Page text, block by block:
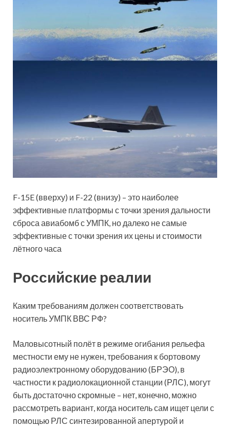
F-15E (вверху) и F-22 (внизу) – это наиболее
эффективные платформы с точки зрения дальности
сброса авиабомб с УМПК, но далеко не самые
эффективные с точки зрения их цены и стоимости
лётного часа
Российские реалии
Каким требованиям должен соответствовать
носитель УМПК ВВС РФ?
Маловысотный полёт в режиме огибания рельефа
местности ему не нужен, требования к бортовому
радиоэлектронному оборудованию (БРЭО), в
частности к радиолокационной станции (РЛС), могут
быть достаточно скромные – нет, конечно, можно
рассмотреть вариант, когда носитель сам ищет цели с
помощью РЛС синтезированной апертурой и